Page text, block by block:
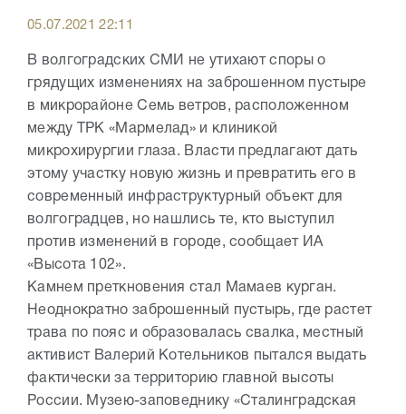
05.07.2021 22:11
В волгоградских СМИ не утихают споры о
грядущих изменениях на заброшенном пустыре
в микрорайоне Семь ветров, расположенном
между ТРК «Мармелад» и клиникой
микрохирургии глаза. Власти предлагают дать
этому участку новую жизнь и превратить его в
современный инфраструктурный объект для
волгоградцев, но нашлись те, кто выступил
против изменений в городе, сообщает ИА
«Высота 102».
Камнем преткновения стал Мамаев курган.
Неоднократно заброшенный пустырь, где растет
трава по пояс и образовалась свалка, местный
активист Валерий Котельников пытался выдать
фактически за территорию главной высоты
России. Музею-заповеднику «Сталинградская